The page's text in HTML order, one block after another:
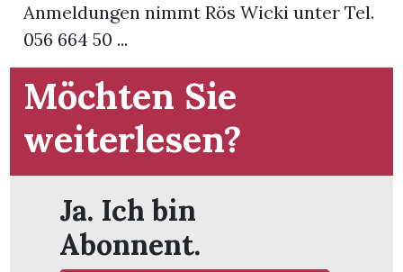
Bremgarten
Anmeldungen nimmt Rös Wicki unter Tel.
056 664 50 ...
Möchten Sie
weiterlesen?
Ja. Ich bin
Abonnent.